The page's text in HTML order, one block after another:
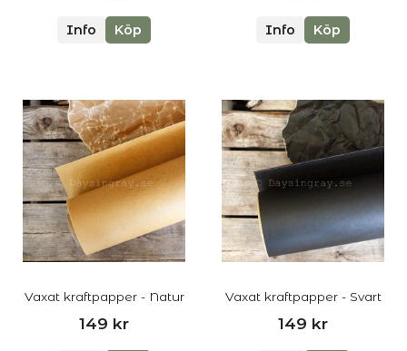
Info Köp Info Köp
Vaxat kraftpapper - Natur
149 kr
Vaxat kraftpapper - Svart
149 kr